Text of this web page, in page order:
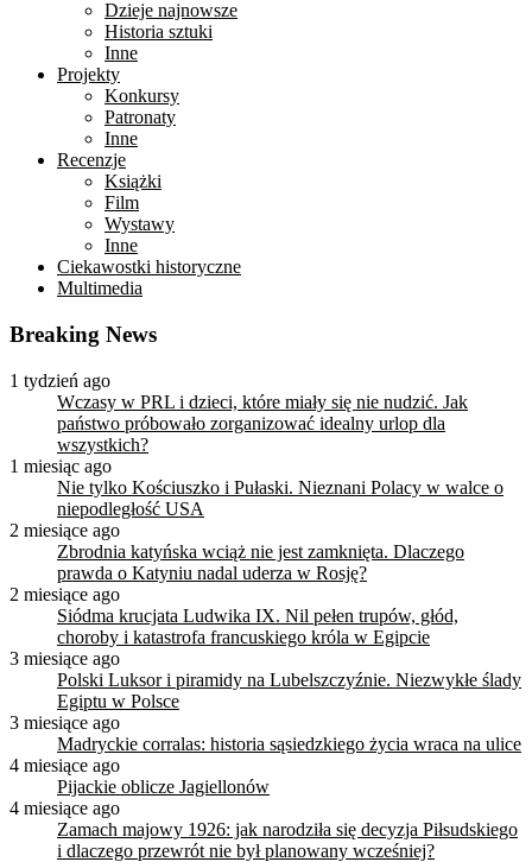
Dzieje najnowsze
Historia sztuki
Inne
Projekty
Konkursy
Patronaty
Inne
Recenzje
Książki
Film
Wystawy
Inne
Ciekawostki historyczne
Multimedia
Breaking News
1 tydzień ago
Wczasy w PRL i dzieci, które miały się nie nudzić. Jak
państwo próbowało zorganizować idealny urlop dla
wszystkich?
1 miesiąc ago
Nie tylko Kościuszko i Pułaski. Nieznani Polacy w walce o
niepodległość USA
2 miesiące ago
Zbrodnia katyńska wciąż nie jest zamknięta. Dlaczego
prawda o Katyniu nadal uderza w Rosję?
2 miesiące ago
Siódma krucjata Ludwika IX. Nil pełen trupów, głód,
choroby i katastrofa francuskiego króla w Egipcie
3 miesiące ago
Polski Luksor i piramidy na Lubelszczyźnie. Niezwykłe ślady
Egiptu w Polsce
3 miesiące ago
Madryckie corralas: historia sąsiedzkiego życia wraca na ulice
4 miesiące ago
Pijackie oblicze Jagiellonów
4 miesiące ago
Zamach majowy 1926: jak narodziła się decyzja Piłsudskiego
i dlaczego przewrót nie był planowany wcześniej?